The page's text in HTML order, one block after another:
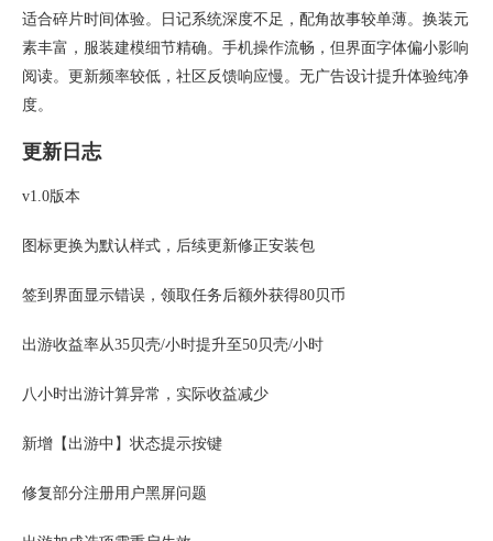
适合碎片时间体验。日记系统深度不足，配角故事较单薄。换装元
素丰富，服装建模细节精确。手机操作流畅，但界面字体偏小影响
阅读。更新频率较低，社区反馈响应慢。无广告设计提升体验纯净
度。
更新日志
v1.0版本
图标更换为默认样式，后续更新修正安装包
签到界面显示错误，领取任务后额外获得80贝币
出游收益率从35贝壳/小时提升至50贝壳/小时
八小时出游计算异常，实际收益减少
新增【出游中】状态提示按键
修复部分注册用户黑屏问题